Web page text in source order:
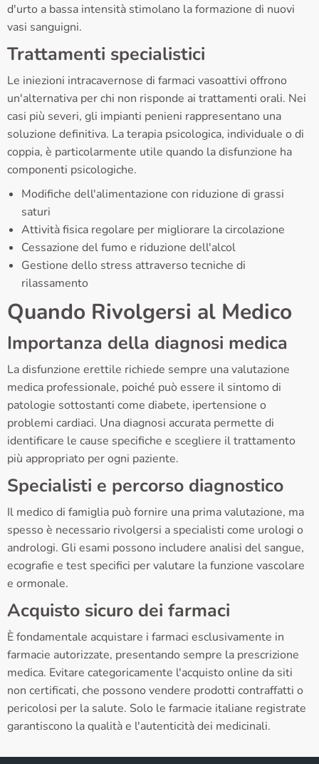
d'urto a bassa intensità stimolano la formazione di nuovi
vasi sanguigni.
Trattamenti specialistici
Le iniezioni intracavernose di farmaci vasoattivi offrono
un'alternativa per chi non risponde ai trattamenti orali. Nei
casi più severi, gli impianti penieni rappresentano una
soluzione definitiva. La terapia psicologica, individuale o di
coppia, è particolarmente utile quando la disfunzione ha
componenti psicologiche.
Modifiche dell'alimentazione con riduzione di grassi
saturi
Attività fisica regolare per migliorare la circolazione
Cessazione del fumo e riduzione dell'alcol
Gestione dello stress attraverso tecniche di
rilassamento
Quando Rivolgersi al Medico
Importanza della diagnosi medica
La disfunzione erettile richiede sempre una valutazione
medica professionale, poiché può essere il sintomo di
patologie sottostanti come diabete, ipertensione o
problemi cardiaci. Una diagnosi accurata permette di
identificare le cause specifiche e scegliere il trattamento
più appropriato per ogni paziente.
Specialisti e percorso diagnostico
Il medico di famiglia può fornire una prima valutazione, ma
spesso è necessario rivolgersi a specialisti come urologi o
andrologi. Gli esami possono includere analisi del sangue,
ecografie e test specifici per valutare la funzione vascolare
e ormonale.
Acquisto sicuro dei farmaci
È fondamentale acquistare i farmaci esclusivamente in
farmacie autorizzate, presentando sempre la prescrizione
medica. Evitare categoricamente l'acquisto online da siti
non certificati, che possono vendere prodotti contraffatti o
pericolosi per la salute. Solo le farmacie italiane registrate
garantiscono la qualità e l'autenticità dei medicinali.